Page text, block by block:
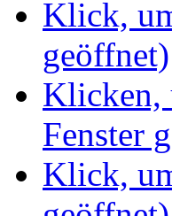
Klick,
geöffnet)
Klicken,
Fenster
Klick,